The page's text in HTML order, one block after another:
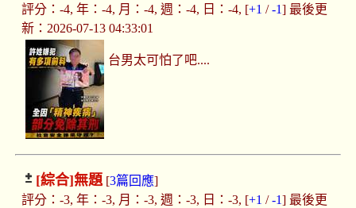
評分：-4, 年：-4, 月：-4, 週：-4, 日：-4, [+1 /-1] 最後更
新：2026-07-13 04:33:01
台男太可怕了吧....
[綜合]無題[3篇回應]
評分：-3, 年：-3, 月：-3, 週：-3, 日：-3, [+1 /-1] 最後更